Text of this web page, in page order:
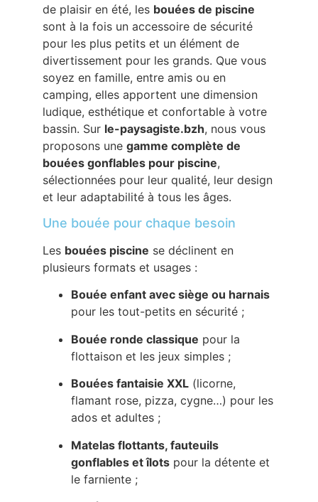
de plaisir en été, les bouées de piscine
sont à la fois un accessoire de sécurité
pour les plus petits et un élément de
divertissement pour les grands. Que vous
soyez en famille, entre amis ou en
camping, elles apportent une dimension
ludique, esthétique et confortable à votre
bassin. Sur le-paysagiste.bzh, nous vous
proposons une gamme complète de
bouées gonflables pour piscine,
sélectionnées pour leur qualité, leur design
et leur adaptabilité à tous les âges.
Une bouée pour chaque besoin
Les bouées piscine se déclinent en
plusieurs formats et usages :
Bouée enfant avec siège ou harnais
pour les tout-petits en sécurité ;
Bouée ronde classique pour la
flottaison et les jeux simples ;
Bouées fantaisie XXL (licorne,
flamant rose, pizza, cygne…) pour les
ados et adultes ;
Matelas flottants, fauteuils
gonflables et îlots pour la détente et
le farniente ;